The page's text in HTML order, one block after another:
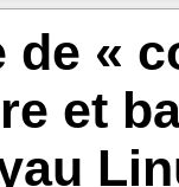
de «
et